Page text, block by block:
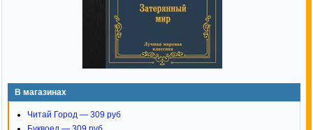
В магазинах
Читай Город — 309 руб